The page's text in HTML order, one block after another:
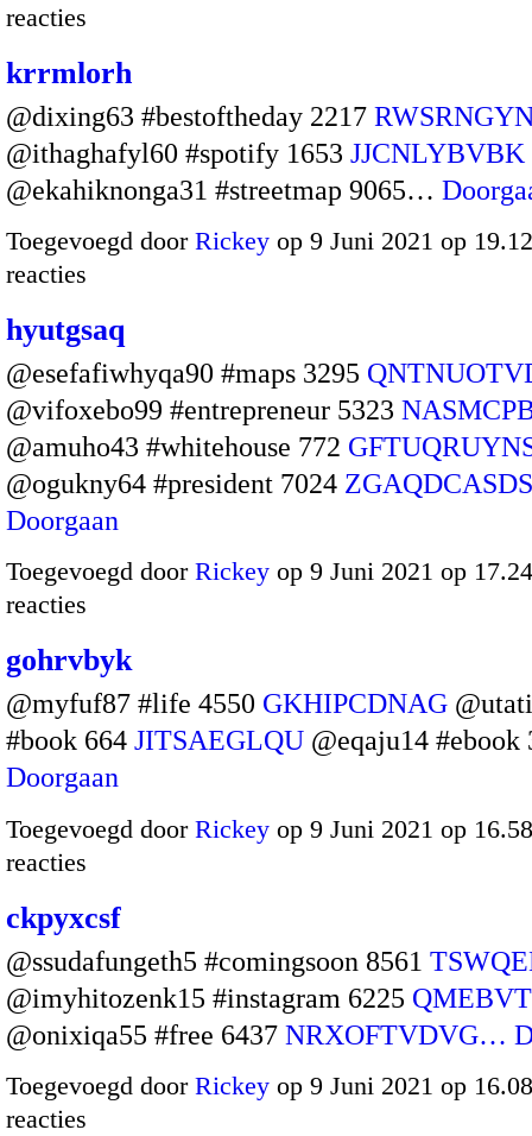
reacties
krrmlorh
@dixing63 #bestoftheday 2217
@ithaghafyl60 #spotify 1653 JJCNLYBVBK
@ekahiknonga31 #streetmap 9065…
Toegevoegd door Rickey op 9 Juni 2021 op
reacties
hyutgsaq
@esefafiwhyqa90 #maps 3295
@vifoxebo99 #entrepreneur 5323
@amuho43 #whitehouse 772
@ogukny64 #president 7024
Doorgaan
Toegevoegd door Rickey op 9 Juni 2021 op
reacties
gohrvbyk
@myfuf87 #life 4550 GKHIPCDNAG
#book 664 JITSAEGLQU @eqaju14
Doorgaan
Toegevoegd door Rickey op 9 Juni 2021 op
reacties
ckpyxcsf
@ssudafungeth5 #comingsoon 8561
@imyhitozenk15 #instagram 6225
@onixiqa55 #free 6437 NRXOFTVDVG…
Toegevoegd door Rickey op 9 Juni 2021 op
reacties